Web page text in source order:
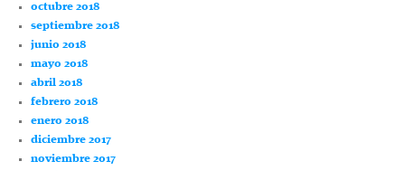
octubre 2018
septiembre 2018
junio 2018
mayo 2018
abril 2018
febrero 2018
enero 2018
diciembre 2017
noviembre 2017